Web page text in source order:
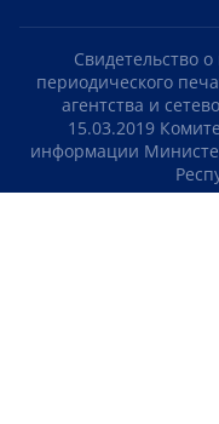
Свидетельство
периодического
агентства и
15.03.2019
информации